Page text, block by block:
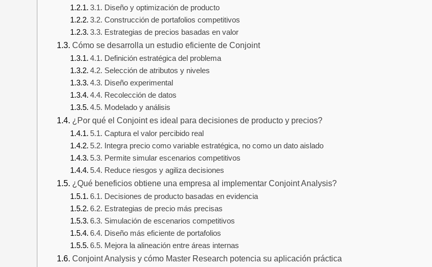
3.1. Diseño y optimización de producto
3.2. Construcción de portafolios competitivos
3.3. Estrategias de precios basadas en valor
Cómo se desarrolla un estudio eficiente de Conjoint
4.1. Definición estratégica del problema
4.2. Selección de atributos y niveles
4.3. Diseño experimental
4.4. Recolección de datos
4.5. Modelado y análisis
¿Por qué el Conjoint es ideal para decisiones de producto y precios?
5.1. Captura el valor percibido real
5.2. Integra precio como variable estratégica, no como un dato aislado
5.3. Permite simular escenarios competitivos
5.4. Reduce riesgos y agiliza decisiones
¿Qué beneficios obtiene una empresa al implementar Conjoint Analysis?
6.1. Decisiones de producto basadas en evidencia
6.2. Estrategias de precio más precisas
6.3. Simulación de escenarios competitivos
6.4. Diseño más eficiente de portafolios
6.5. Mejora la alineación entre áreas internas
Conjoint Analysis y cómo Master Research potencia su aplicación práctica